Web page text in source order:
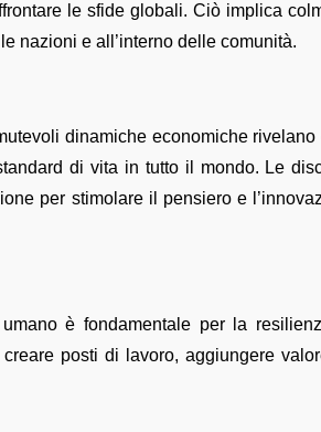
le sfide globali. Ciò implica
nazioni e all’interno delle comunità.
dinamiche economiche
di vita in tutto il mondo. Le
per stimolare il pensiero e
è fondamentale per la
posti di lavoro, aggiungere